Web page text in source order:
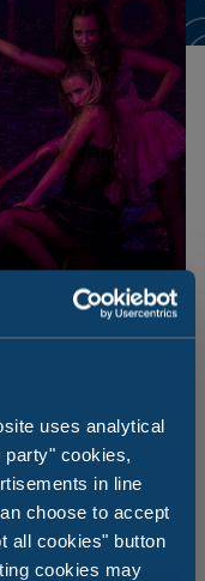
uses analytical
party" cookies,
in line
choose to accept
all cookies" button
cookies may
i rozrywka
wakacji,
Widzenie, jak
ekscytujących
powodu możesz
zajęć